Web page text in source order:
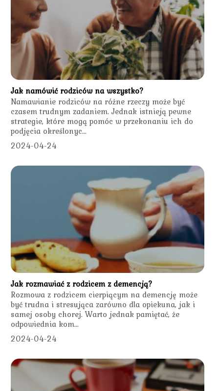
Jak namówić rodziców na wszystko?
Namawianie rodziców na różne rzeczy może być
czasem trudnym zadaniem. Jednak istnieją pewne
strategie, które mogą pomóc w przekonaniu ich do
podjęcia określonyc...
2024-04-24
Jak rozmawiać z rodzicem z demencją?
Rozmowa z rodzicem cierpiącym na demencję może
być trudna i stresująca zarówno dla opiekuna, jak i
samej osoby chorej. Warto jednak pamiętać, że
odpowiednia kom...
2024-04-24